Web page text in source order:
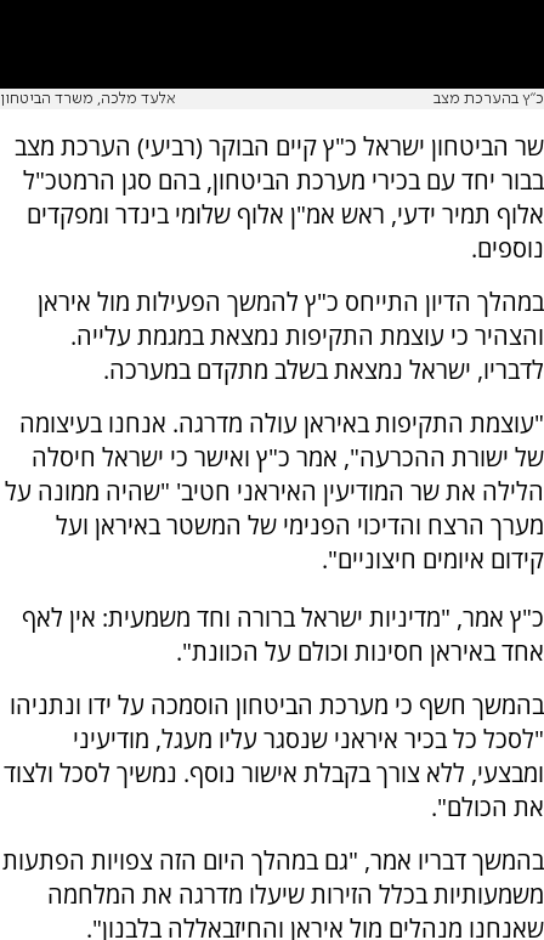
כ"ץ בהערכת מצב אלעד מלכה, משרד הביטחון
שר הביטחון ישראל כ"ץ קיים הבוקר (רביעי) הערכת מצב
בבור יחד עם בכירי מערכת הביטחון, בהם סגן הרמטכ"ל
אלוף תמיר ידעי, ראש אמ"ן אלוף שלומי בינדר ומפקדים
נוספים.
במהלך הדיון התייחס כ"ץ להמשך הפעילות מול איראן
והצהיר כי עוצמת התקיפות נמצאת במגמת עלייה.
לדבריו, ישראל נמצאת בשלב מתקדם במערכה.
"עוצמת התקיפות באיראן עולה מדרגה. אנחנו בעיצומה
של ישורת ההכרעה", אמר כ"ץ ואישר כי ישראל חיסלה
הלילה את שר המודיעין האיראני חטיב' "שהיה ממונה על
מערך הרצח והדיכוי הפנימי של המשטר באיראן ועל
קידום איומים חיצוניים".
כ"ץ אמר, "מדיניות ישראל ברורה וחד משמעית: אין לאף
אחד באיראן חסינות וכולם על הכוונת".
בהמשך חשף כי מערכת הביטחון הוסמכה על ידו ונתניהו
"לסכל כל בכיר איראני שנסגר עליו מעגל, מודיעיני
ומבצעי, ללא צורך בקבלת אישור נוסף. נמשיך לסכל ולצוד
את הכולם".
בהמשך דבריו אמר, "גם במהלך היום הזה צפויות הפתעות
משמעותיות בכלל הזירות שיעלו מדרגה את המלחמה
שאנחנו מנהלים מול איראן והחיזבאללה בלבנון".